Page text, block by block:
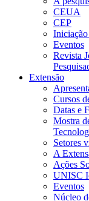
CEUA
CEP
Eventos
Revista
Extensão
Cursos
Datas e
Mostra
Setores
A
Ações
UNISC
Eventos
Núcleo